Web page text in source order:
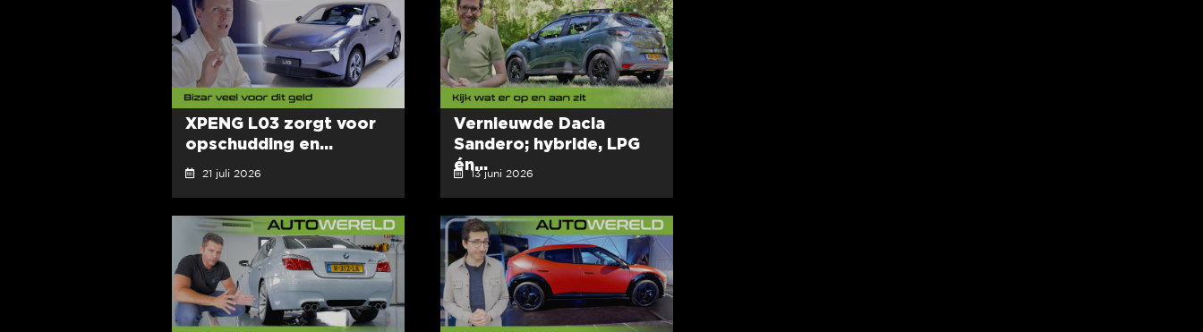
XPENG L03 zorgt voor
opschudding en...
21 juli 2026
Vernieuwde Dacia
Sandero; hybride, LPG
én...
13 juni 2026